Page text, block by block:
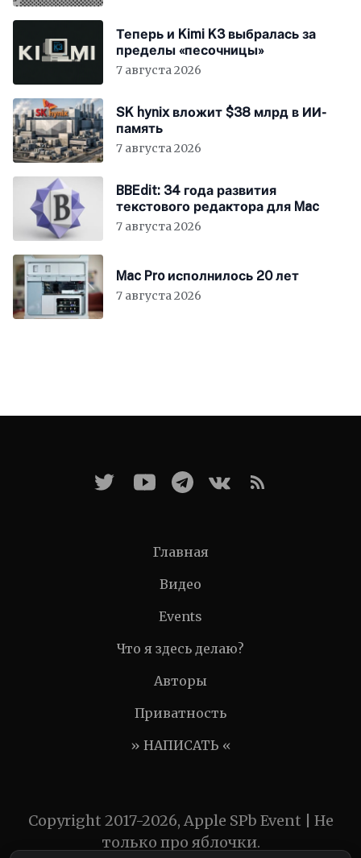
Теперь и Kimi K3 выбралась за
пределы «песочницы»
7 августа 2026
SK hynix вложит $38 млрд в ИИ-
память
7 августа 2026
BBEdit: 34 года развития
текстового редактора для Mac
7 августа 2026
Mac Pro исполнилось 20 лет
7 августа 2026
Главная
Видео
Events
Что я здесь делаю?
Авторы
Приватность
» НАПИСАТЬ «
Copyright 2017-2026, Apple SPb Event | Не
только про яблочки.